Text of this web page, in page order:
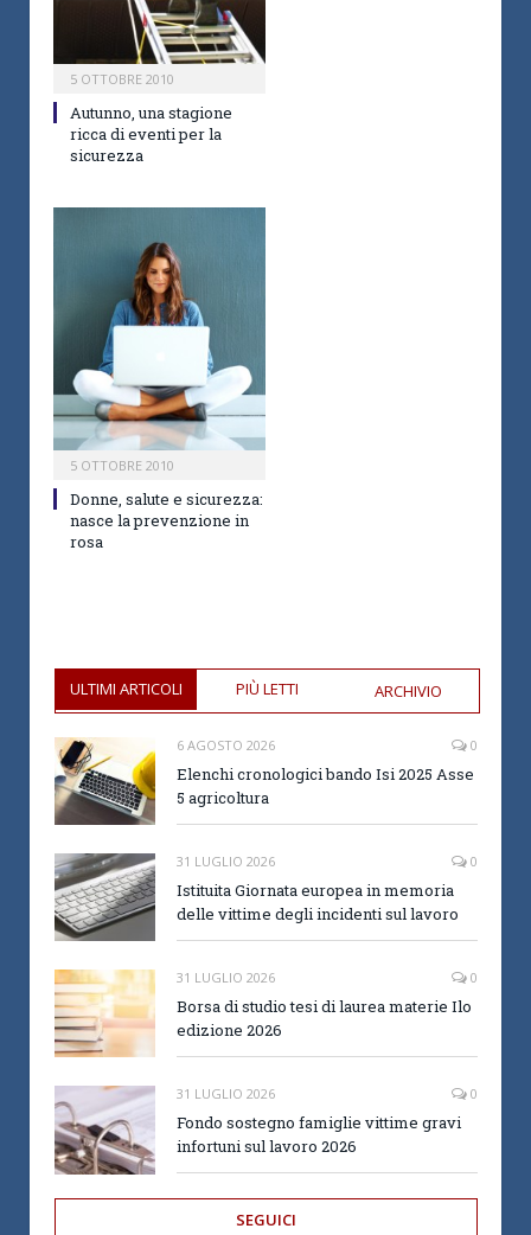
5 OTTOBRE 2010
Autunno, una stagione
ricca di eventi per la
sicurezza
5 OTTOBRE 2010
Donne, salute e sicurezza:
nasce la prevenzione in
rosa
ULTIMI ARTICOLI PIÙ LETTI ARCHIVIO
6 AGOSTO 2026 0
Elenchi cronologici bando Isi 2025 Asse
5 agricoltura
31 LUGLIO 2026 0
Istituita Giornata europea in memoria
delle vittime degli incidenti sul lavoro
31 LUGLIO 2026 0
Borsa di studio tesi di laurea materie Ilo
edizione 2026
31 LUGLIO 2026 0
Fondo sostegno famiglie vittime gravi
infortuni sul lavoro 2026
SEGUICI